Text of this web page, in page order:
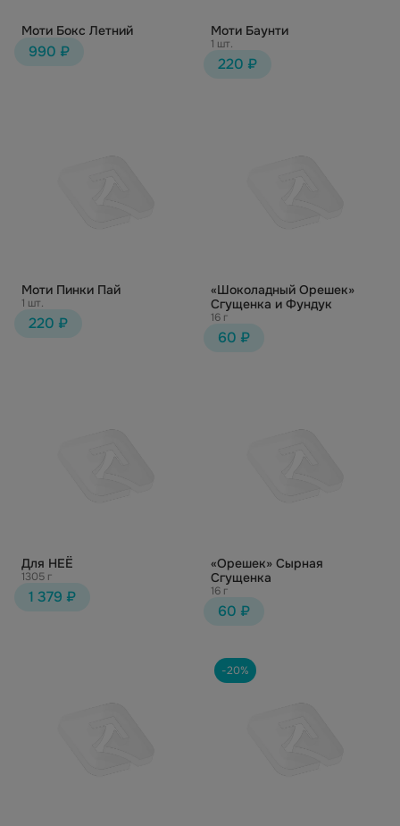
Моти Бокс Летний
990 ₽
Моти Баунти
1 шт.
220 ₽
Моти Пинки Пай
1 шт.
220 ₽
«Шоколадный Орешек»
Сгущенка и Фундук
16 г
60 ₽
Для НЕЁ
1305 г
1 379 ₽
«Орешек» Сырная
Сгущенка
16 г
60 ₽
-20%